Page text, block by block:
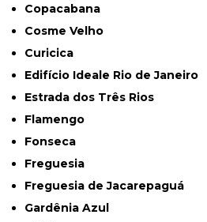
Copacabana
Cosme Velho
Curicica
Edifício Ideale Rio de Janeiro
Estrada dos Três Rios
Flamengo
Fonseca
Freguesia
Freguesia de Jacarepaguá
Gardênia Azul